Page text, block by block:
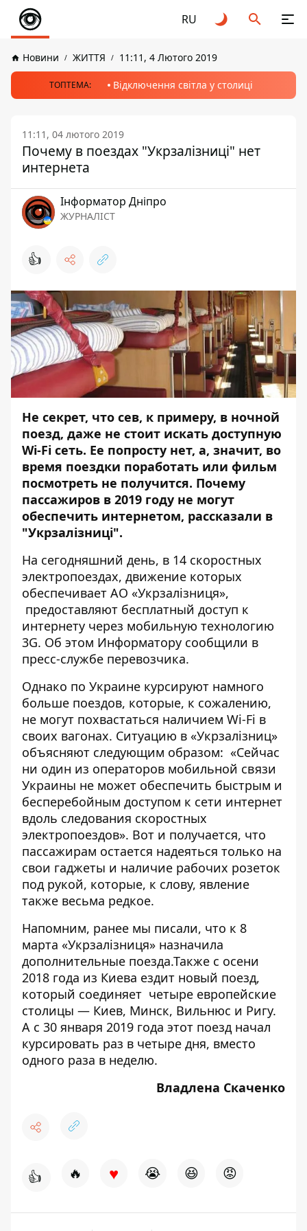
RU
Новини ЖИТТЯ 11:11, 4 Лютого 2019
ТОПТЕМА: Відключення світла у столиці
11:11, 04 лютого 2019
Почему в поездах "Укрзалізниці" нет
интернета
Інформатор Дніпро
ЖУРНАЛІСТ
👍
Не секрет, что сев, к примеру, в ночной
поезд, даже не стоит искать доступную
Wi-Fi сеть. Ее попросту нет, а, значит, во
время поездки поработать или фильм
посмотреть не получится. Почему
пассажиров в 2019 году не могут
обеспечить интернетом, рассказали в
"Укрзалізниці".
На сегодняшний день, в 14 скоростных
электропоездах, движение которых
обеспечивает АО «Укрзалізниця»,
предоставляют бесплатный доступ к
интернету через мобильную технологию
3G. Об этом Информатору сообщили в
пресс-службе перевозчика.
Однако по Украине курсируют намного
больше поездов, которые, к сожалению,
не могут похвастаться наличием Wi-Fi в
своих вагонах. Ситуацию в «Укрзалізниц»
объясняют следующим образом: «Сейчас
ни один из операторов мобильной связи
Украины не может обеспечить быстрым и
бесперебойным доступом к сети интернет
вдоль следования скоростных
электропоездов». Вот и получается, что
пассажирам остается надеяться только на
свои гаджеты и наличие рабочих розеток
под рукой, которые, к слову, явление
также весьма редкое.
Напомним, ранее мы писали, что к 8
марта «Укрзалізниця» назначила
дополнительные поезда.Также с осени
2018 года из Киева ездит новый поезд,
который соединяет четыре европейские
столицы — Киев, Минск, Вильнюс и Ригу.
А с 30 января 2019 года этот поезд начал
курсировать раз в четыре дня, вместо
одного раза в неделю.
Владлена Скаченко
👍 🔥 ♥ 😭 😆 😡